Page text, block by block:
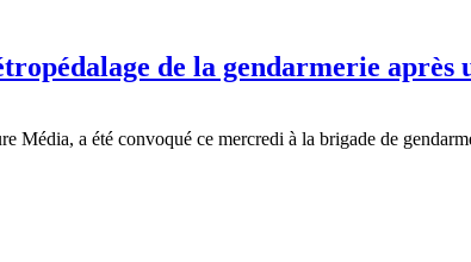
de la gendarmerie
a été convoqué ce mercredi à la brigade de